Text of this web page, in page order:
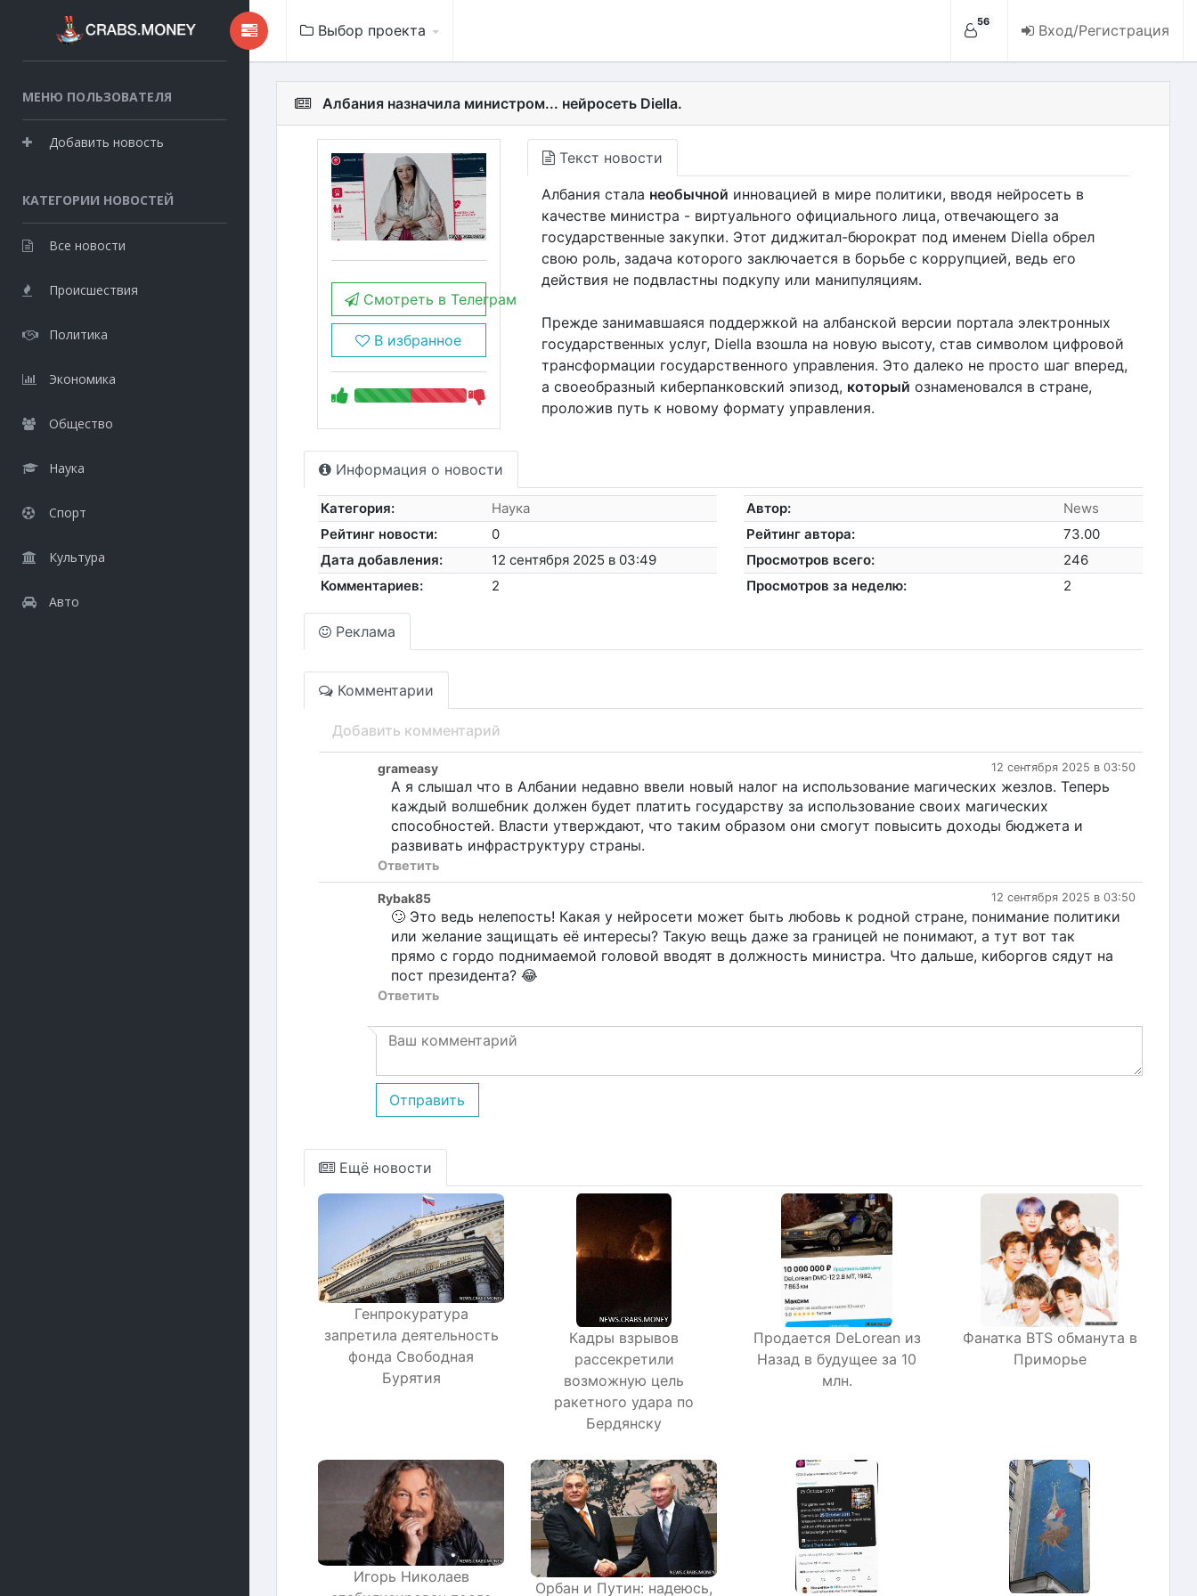
МЕНЮ ПОЛЬЗОВАТЕЛЯ
Добавить новость
КАТЕГОРИИ НОВОСТЕЙ
Все новости
Происшествия
Политика
Экономика
Общество
Наука
Спорт
Культура
Авто
Выбор проекта 56 Вход/Регистрация
Албания назначила министром... нейросеть Diella.
Смотреть в Телеграм
В избранное
Текст новости
Албания стала необычной инновацией в мире политики, вводя нейросеть в
качестве министра - виртуального официального лица, отвечающего за
государственные закупки. Этот диджитал-бюрократ под именем Diella обрел
свою роль, задача которого заключается в борьбе с коррупцией, ведь его
действия не подвластны подкупу или манипуляциям.
Прежде занимавшаяся поддержкой на албанской версии портала электронных
государственных услуг, Diella взошла на новую высоту, став символом цифровой
трансформации государственного управления. Это далеко не просто шаг вперед,
а своеобразный киберпанковский эпизод, который ознаменовался в стране,
проложив путь к новому формату управления.
Информация о новости
Категория:
Наука
Рейтинг новости:
0
Дата добавления:
12 сентября 2025 в 03:49
Комментариев:
2
Автор:
News
Рейтинг автора:
73.00
Просмотров всего:
246
Просмотров за неделю:
2
Реклама
Комментарии
Добавить комментарий
12 сентября 2025 в 03:50
grameasy
А я слышал что в Албании недавно ввели новый налог на использование магических жезлов. Теперь
каждый волшебник должен будет платить государству за использование своих магических
способностей. Власти утверждают, что таким образом они смогут повысить доходы бюджета и
развивать инфраструктуру страны.
Ответить
12 сентября 2025 в 03:50
Rybak85
🙄 Это ведь нелепость! Какая у нейросети может быть любовь к родной стране, понимание политики
или желание защищать её интересы? Такую вещь даже за границей не понимают, а тут вот так
прямо с гордо поднимаемой головой вводят в должность министра. Что дальше, киборгов сядут на
пост президента? 😂
Ответить
Отправить
Ещё новости
Генпрокуратура
запретила деятельность
фонда Свободная
Бурятия
Кадры взрывов
рассекретили
возможную цель
ракетного удара по
Бердянску
Продается DeLorean из
Назад в будущее за 10
млн.
Фанатка BTS обманута в
Приморье
Игорь Николаев
Орбан и Путин: надеюсь,